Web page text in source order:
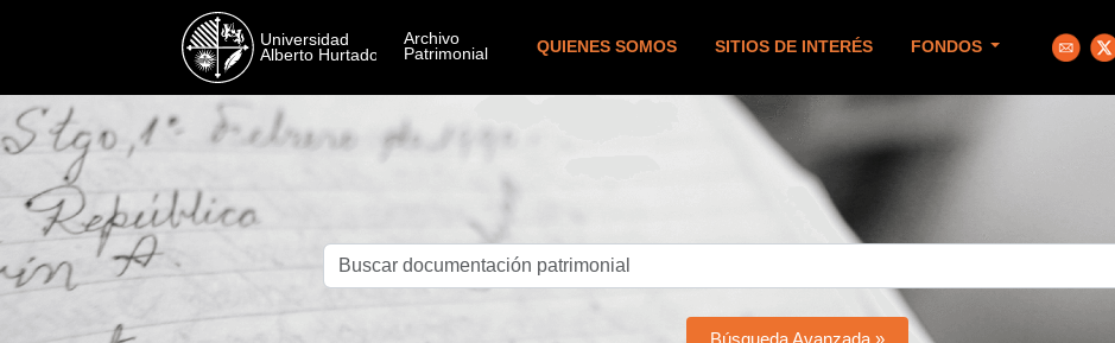
QUIENES SOMOS SITIOS DE INTERÉS FONDOS
Búsqueda Avanzada »